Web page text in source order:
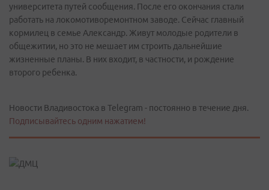
университета путей сообщения. После его окончания стали
работать на локомотиворемонтном заводе. Сейчас главный
кормилец в семье Александр. Живут молодые родители в
общежитии, но это не мешает им строить дальнейшие
жизненные планы. В них входит, в частности, и рождение
второго ребенка.
Новости Владивостока в Telegram - постоянно в течение дня.
Подписывайтесь одним нажатием!